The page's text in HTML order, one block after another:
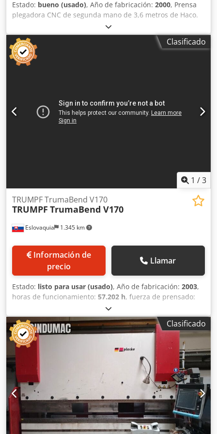
Estado: bueno (usado), Año de fabricación: 2000, Prensa
plegadora CNC de segunda mano de 3,6 metros de Haco.
Tipo: ERM 36150 Capacidad: 3600 x 150 toneladas Control
CNC BC55 Año de fabricación: 2000 Compensación CNC
Dedpjztaxdofx Ak Djwa Sistema de sujeción de
herramientas europeo.
Clasificado
1 /3
Eslovaquia 1.345 km
TRUMPF TrumaBend V170
TRUMPF TrumaBend V170
Información de
precio
Llamar
Estado: listo para usar (usado), Año de fabricación: 2003,
horas de funcionamiento: 57.202 h, fuerza de prensado:
, altura total:
18.000 kg, fabricante de controles:TRUMPF, número de
ejes:8, Esta plegadora de 8 ejes TRUMPF TrumaBend V170
se fabricó en 2003. Tiene una fuerza de prensado de 1700
kN, una carrera de 365 mm y una longitud máxima de
plegado de 4080 mm. La distancia entre columnas es de
3680 mm. Si está buscando obtener capacidades de
plegado de alta calidad, considere la máquina TRUMPF
TrumaBend V170 que tenemos a la venta. Contacte con
nosotros para más detalles sobre esta máquina. Beneficios
de la máquina Ventajas técnicas de la máquina • Distancia
entre columnas: 3680 mm • Distancia viga - mesa 535 mm
Más información Dwjdpfx Akex D Ilys Doa Máquina aún en
Clasificado